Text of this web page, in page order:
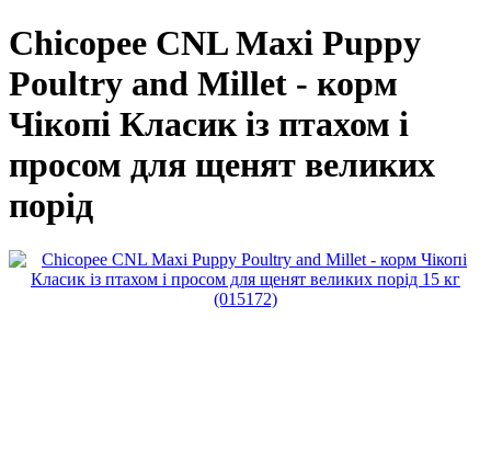
Chicopee CNL Maxi Puppy
Poultry and Millet - корм
Чікопі Класик із птахом і
просом для щенят великих
порід